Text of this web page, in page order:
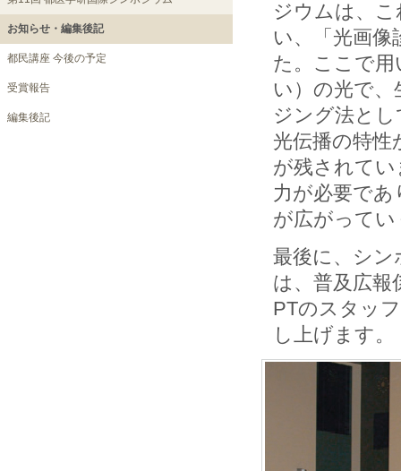
お知らせ・編集後記
都民講座 今後の予定
受賞報告
編集後記
ジウムは、
い、「光画
た。ここで用
い）の光で
ジング法と
光伝播の特
が残されて
力が必要で
が広がって
最後に、シ
は、普及広報
PTのスタッ
し上げます。